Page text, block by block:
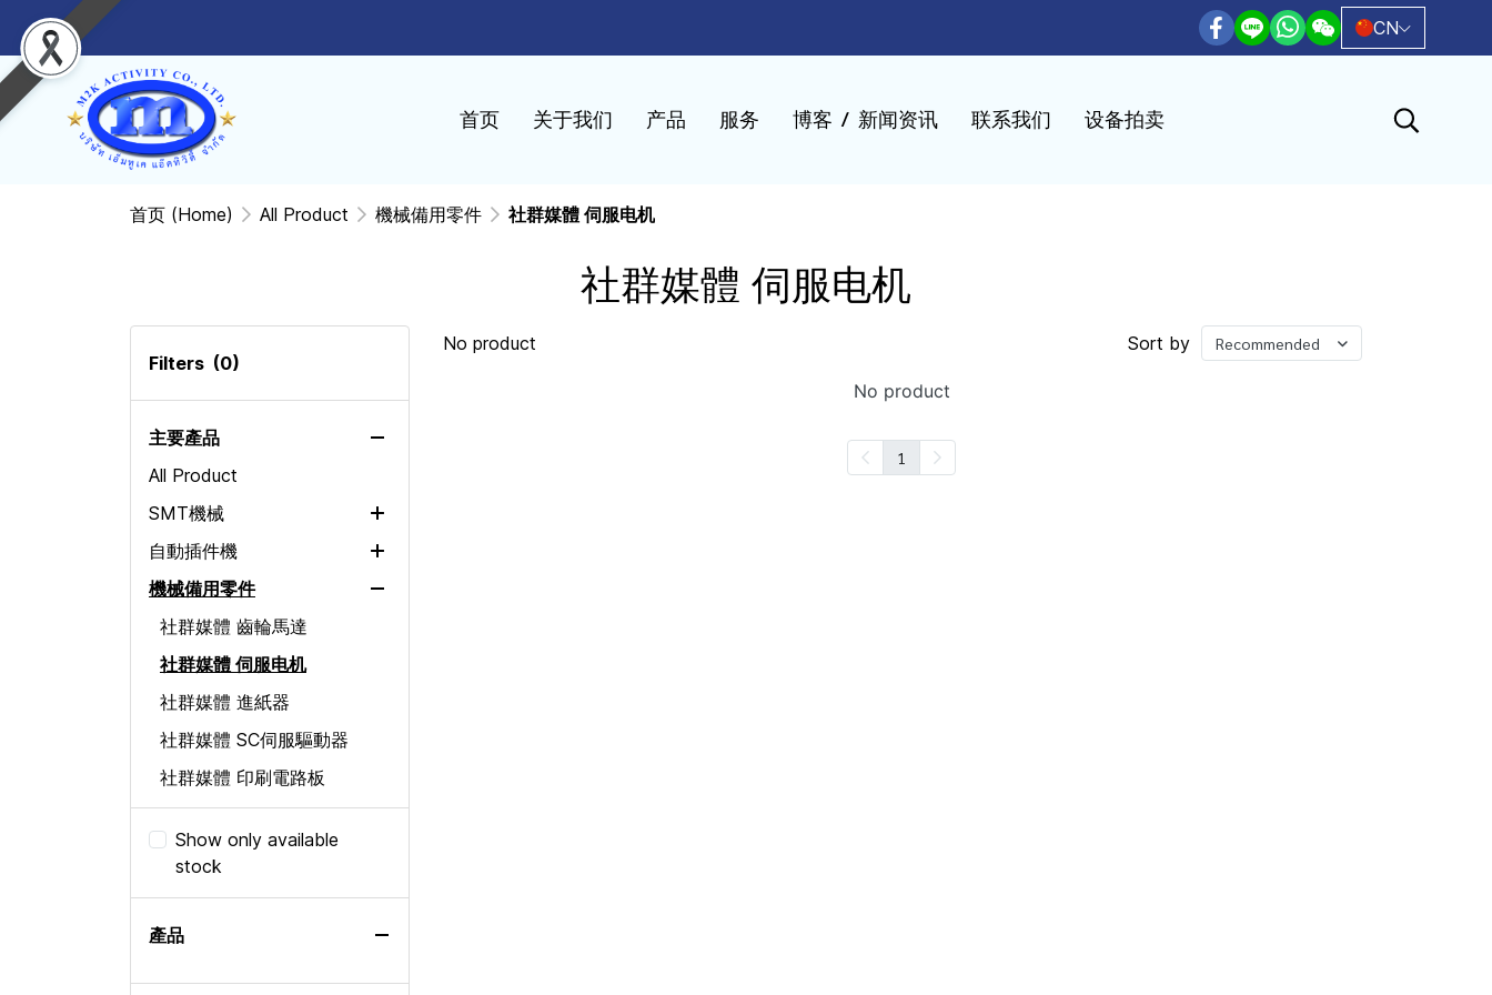
CN
首页 关于我们 产品 服务 博客 / 新闻资讯 联系我们 设备拍卖
首页 (Home) All Product 機械備用零件 社群媒體 伺服电机
社群媒體 伺服电机
Filters (0)
主要產品
All Product
SMT機械
二手胶水点胶机
PANASONIC HDF NM-
DC10
Other Machine
Loader / Unloader
網版印刷機
Solder Paste Inspection
Pick and Place
Reflow Oven
Automated Optical
Inspection
自動插件機
Selective Wave Soldering
軸向貼片機
徑向貼片機
機械備用零件
社群媒體 齒輪馬達
社群媒體 伺服电机
社群媒體 進紙器
社群媒體 SC伺服驅動器
社群媒體 印刷電路板
社群媒體 感應器
SMT Module
SMT PLC
Show only available
stock
產品
No product Sort by Recommended
No product
1